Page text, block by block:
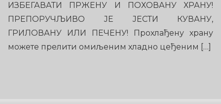
ИЗБЕГАВАТИ ПРЖЕНУ И ПОХОВАНУ ХРАНУ!
ПРЕПОРУЧЉИВО ЈЕ ЈЕСТИ КУВАНУ,
ГРИЛОВАНУ ИЛИ ПЕЧЕНУ! Прохлађену храну
можете прелити омиљеним хладно цеђеним […]